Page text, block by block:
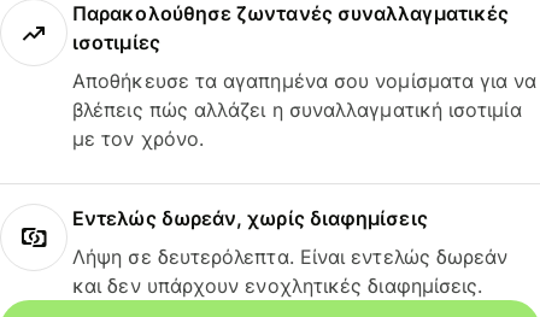
Παρακολούθησε ζωντανές συναλλαγματικές
ισοτιμίες
Αποθήκευσε τα αγαπημένα σου νομίσματα για να
βλέπεις πώς αλλάζει η συναλλαγματική ισοτιμία
με τον χρόνο.
Εντελώς δωρεάν, χωρίς διαφημίσεις
Λήψη σε δευτερόλεπτα. Είναι εντελώς δωρεάν
και δεν υπάρχουν ενοχλητικές διαφημίσεις.